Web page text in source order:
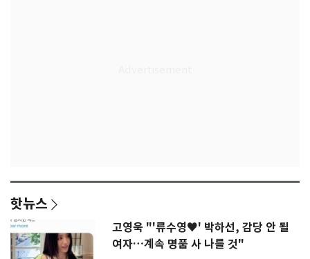
핫뉴스
고영욱 "'류수영♥' 박하선, 감당 안 될
여자…계속 명품 사 나를 것"